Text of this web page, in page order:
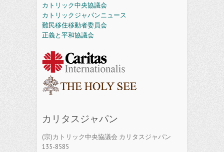
カトリック中央協議会
カトリックジャパンニュース
難民移住移動者委員会
正義と平和協議会
カリタスジャパン
(宗)カトリック中央協議会 カリタスジャパン
135-8585